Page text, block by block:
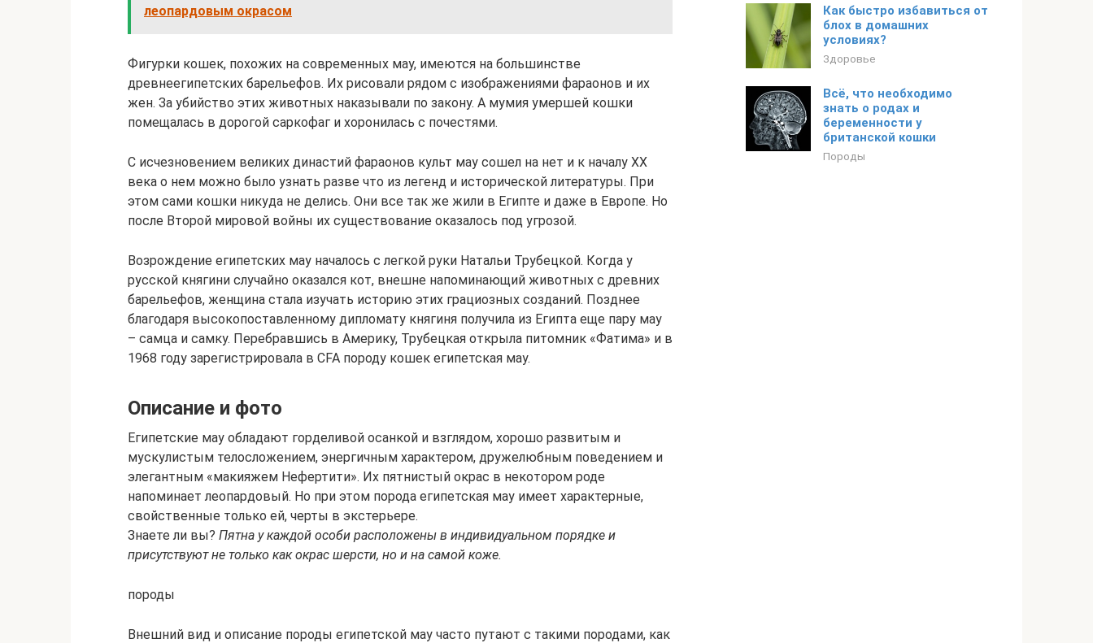
леопардовым окрасом
Фигурки кошек, похожих на современных мау, имеются на большинстве
древнеегипетских барельефов. Их рисовали рядом с изображениями фараонов и их
жен. За убийство этих животных наказывали по закону. А мумия умершей кошки
помещалась в дорогой саркофаг и хоронилась с почестями.
С исчезновением великих династий фараонов культ мау сошел на нет и к началу XX
века о нем можно было узнать разве что из легенд и исторической литературы. При
этом сами кошки никуда не делись. Они все так же жили в Египте и даже в Европе. Но
после Второй мировой войны их существование оказалось под угрозой.
Возрождение египетских мау началось с легкой руки Натальи Трубецкой. Когда у
русской княгини случайно оказался кот, внешне напоминающий животных с древних
барельефов, женщина стала изучать историю этих грациозных созданий. Позднее
благодаря высокопоставленному дипломату княгиня получила из Египта еще пару мау
– самца и самку. Перебравшись в Америку, Трубецкая открыла питомник «Фатима» и в
1968 году зарегистрировала в CFA породу кошек египетская мау.
Описание и фото
Египетские мау обладают горделивой осанкой и взглядом, хорошо развитым и
мускулистым телосложением, энергичным характером, дружелюбным поведением и
элегантным «макияжем Нефертити». Их пятнистый окрас в некотором роде
напоминает леопардовый. Но при этом порода египетская мау имеет характерные,
свойственные только ей, черты в экстерьере.
Знаете ли вы? Пятна у каждой особи расположены в индивидуальном порядке и
присутствуют не только как окрас шерсти, но и на самой коже.
породы
Внешний вид и описание породы египетской мау часто путают с такими породами, как
Как быстро избавиться от
блох в домашних
условиях?
Здоровье
Всё, что необходимо
знать о родах и
беременности у
британской кошки
Породы